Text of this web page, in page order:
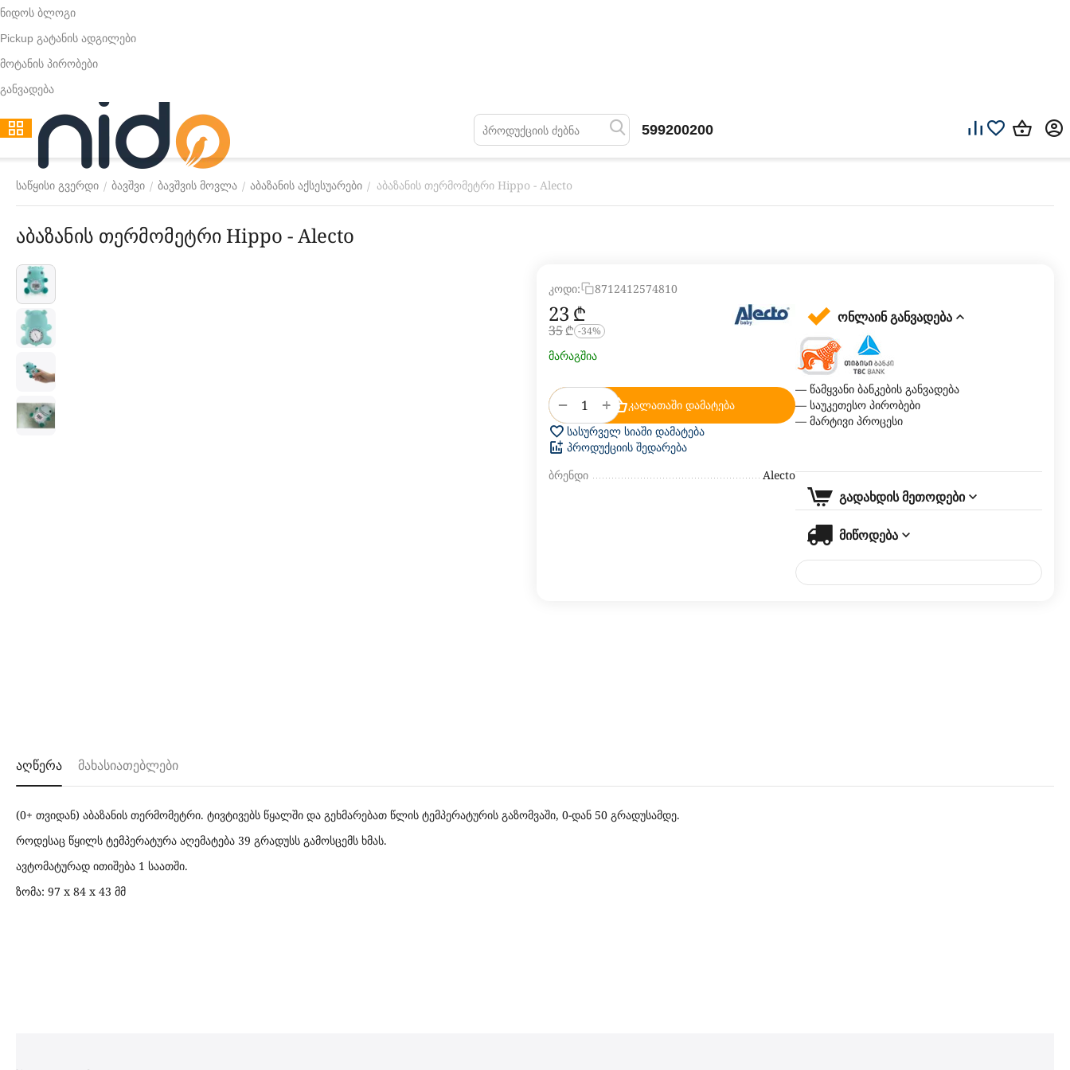
ნიდოს ბლოგი
Pickup გატანის ადგილები
მოტანის პირობები
განვადება
599200200
საწყისი გვერდი / ბავშვი / ბავშვის მოვლა / აბაზანის აქსესუარები / აბაზანის თერმომეტრი Hippo - Alecto
აბაზანის თერმომეტრი Hippo - Alecto
კოდი: 8712412574810
‍23‍ ₾
‍35‍₾ -34%
მარაგშია
+
− კალათაში დამატება
სასურველ სიაში დამატება
პროდუქციის შედარება
ბრენდი Alecto
ონლაინ განვადება
— წამყვანი ბანკების განვადება
— საუკეთესო პირობები
— მარტივი პროცესი
გადახდის მეთოდები
მიწოდება
აღწერა მახასიათებლები
(0+ თვიდან) აბაზანის თერმომეტრი. ტივტივებს წყალში და გეხმარებათ წლის ტემპერატურის გაზომვაში, 0-დან 50 გრადუსამდე.
როდესაც წყილს ტემპერატურა აღემატება 39 გრადუსს გამოსცემს ხმას.
ავტომატურად ითიშება 1 საათში.
ზომა: 97 x 84 x 43 მმ